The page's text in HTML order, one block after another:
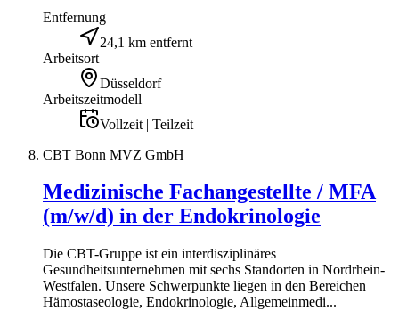
Entfernung
24,1 km entfernt
Arbeitsort
Düsseldorf
Arbeitszeitmodell
Vollzeit | Teilzeit
CBT Bonn MVZ GmbH
Medizinische Fachangestellte / MFA
(m/w/d) in der Endokrinologie
Die CBT-Gruppe ist ein interdisziplinäres
Gesundheitsunternehmen mit sechs Standorten in Nordrhein-
Westfalen. Unsere Schwerpunkte liegen in den Bereichen
Hämostaseologie, Endokrinologie, Allgemeinmedi...